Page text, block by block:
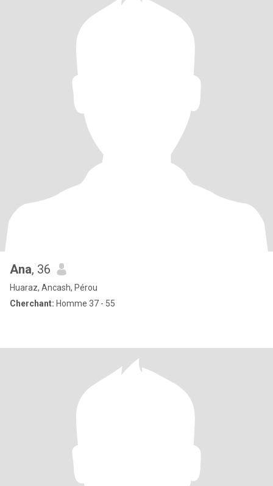
Ana, 36
Huaraz, Ancash, Pérou
Cherchant: Homme 37 - 55